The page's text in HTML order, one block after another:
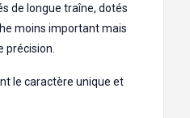
de longue traîne, dotés
moins important mais
précision.
le caractère unique et